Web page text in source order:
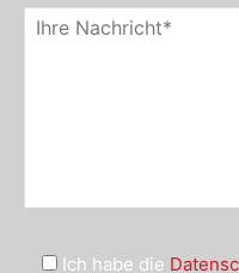
Ich habe die